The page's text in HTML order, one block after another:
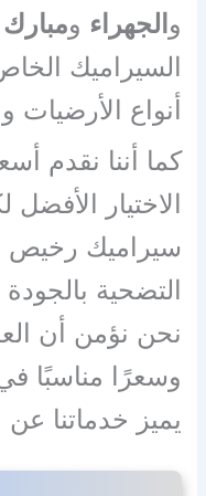
و الجهراء ومبارك
السيراميك
أنواع الأرضيات
كما أننا نقدم
الاختيار
سيراميك رخيص
التضحية بالجودة
نحن نؤمن أن
وسعرًا مناسبًا
يميز خدماتنا